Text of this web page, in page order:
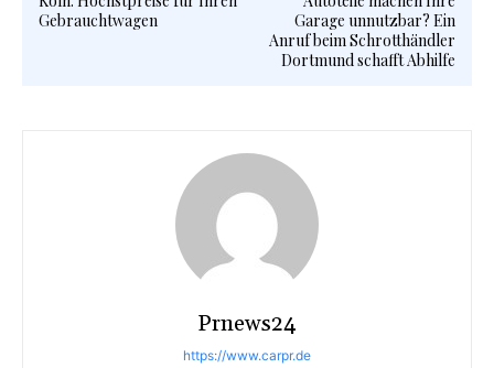
Gebrauchtwagen
Garage unnutzbar? Ein
Anruf beim Schrotthändler
Dortmund schafft Abhilfe
Prnews24
https://www.carpr.de